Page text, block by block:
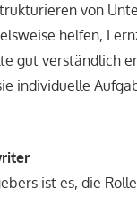
von
helfen,
gut verständlich
individuelle
ist es, die